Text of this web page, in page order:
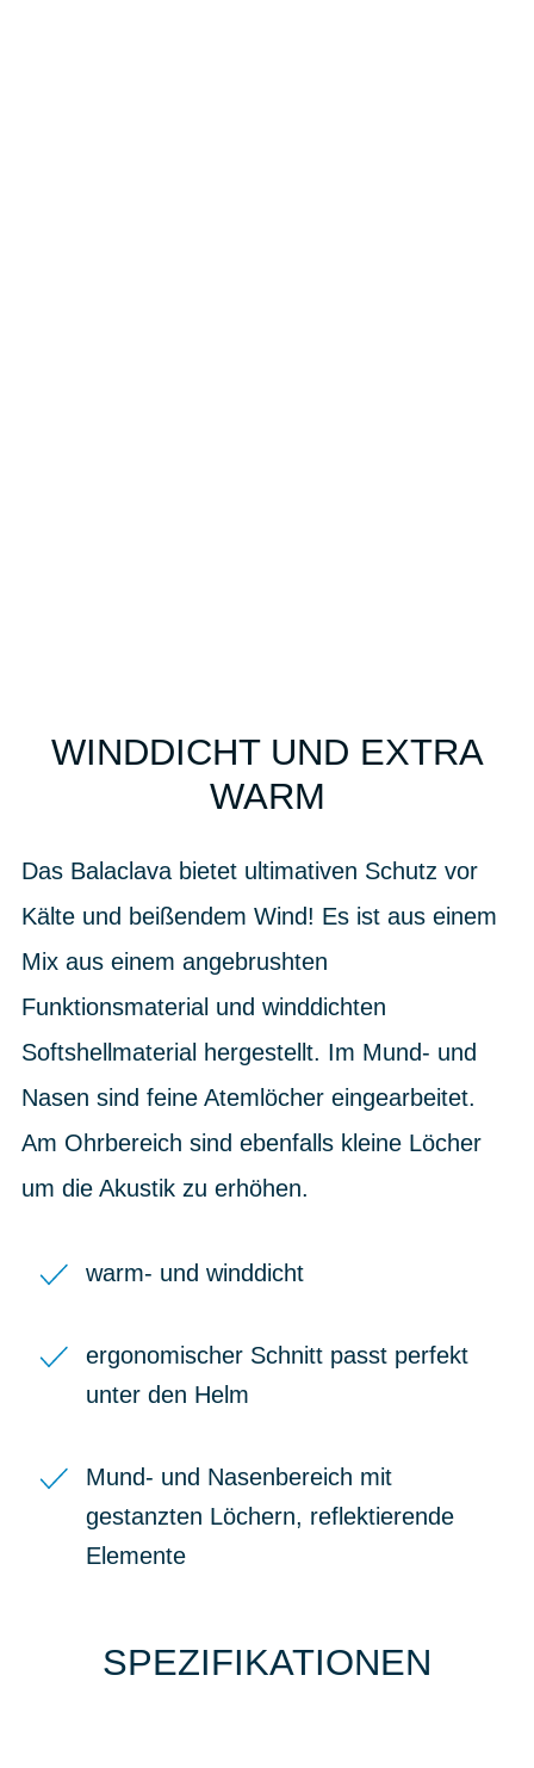
WINDDICHT UND EXTRA
WARM
Das Balaclava bietet ultimativen Schutz vor
Kälte und beißendem Wind! Es ist aus einem
Mix aus einem angebrushten
Funktionsmaterial und winddichten
Softshellmaterial hergestellt. Im Mund- und
Nasen sind feine Atemlöcher eingearbeitet.
Am Ohrbereich sind ebenfalls kleine Löcher
um die Akustik zu erhöhen.
warm- und winddicht
ergonomischer Schnitt passt perfekt
unter den Helm
Mund- und Nasenbereich mit
gestanzten Löchern, reflektierende
Elemente
SPEZIFIKATIONEN